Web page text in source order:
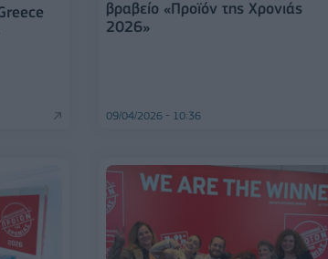
βραβείο «Προϊόν της Χρονιάς
2026»
09/04/2026 - 10:36